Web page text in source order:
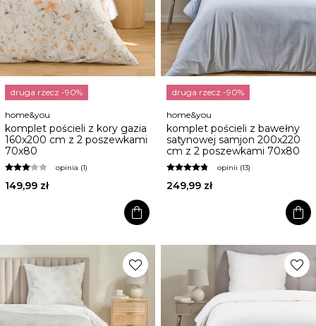
druga rzecz -90%
home&you
komplet pościeli z kory gazia
160x200 cm z 2 poszewkami
70x80
opinia (1)
149,99 zł
shopping_bag
druga rzecz -90%
home&you
komplet pościeli z bawełny
satynowej samjon 200x220
cm z 2 poszewkami 70x80
opinii (13)
249,99 zł
shopping_bag
favorite favorite